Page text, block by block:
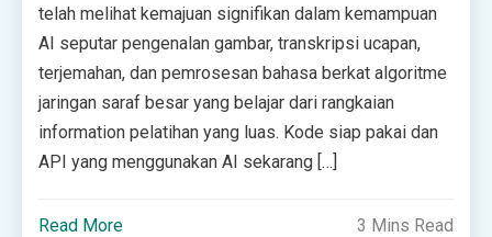
telah melihat kemajuan signifikan dalam kemampuan
AI seputar pengenalan gambar, transkripsi ucapan,
terjemahan, dan pemrosesan bahasa berkat algoritme
jaringan saraf besar yang belajar dari rangkaian
information pelatihan yang luas. Kode siap pakai dan
API yang menggunakan AI sekarang […]
Read More 3 Mins Read